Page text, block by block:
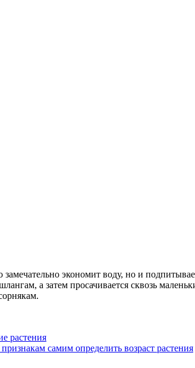
замечательно экономит воду, но и
а затем просачивается сквозь
растения
самим определить возраст растения